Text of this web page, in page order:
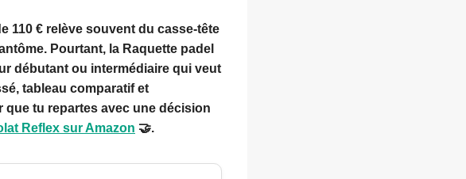
110 € relève souvent du casse-tête
Pourtant, la Raquette padel
débutant ou intermédiaire qui veut
tableau comparatif et
tu repartes avec une décision
Reflex sur Amazon 🤝.